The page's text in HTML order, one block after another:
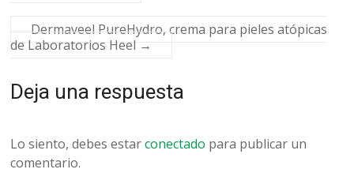
Dermaveel PureHydro, crema para pieles atópicas
de Laboratorios Heel →
Deja una respuesta
Lo siento, debes estarconectado para publicar un
comentario.